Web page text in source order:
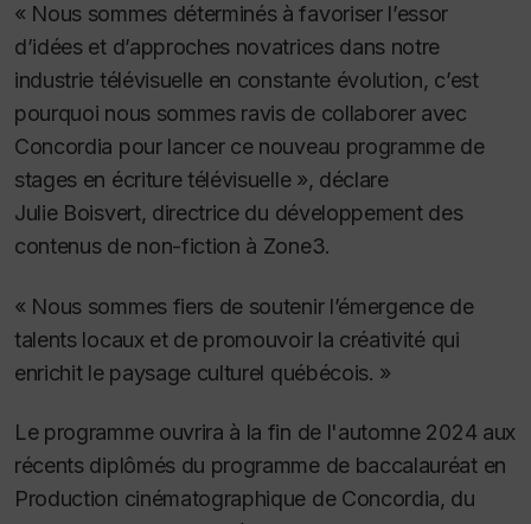
« Nous sommes déterminés à favoriser l’essor
d’idées et d’approches novatrices dans notre
industrie télévisuelle en constante évolution, c’est
pourquoi nous sommes ravis de collaborer avec
Concordia pour lancer ce nouveau programme de
stages en écriture télévisuelle », déclare
Julie Boisvert, directrice du développement des
contenus de non-fiction à Zone3.
« Nous sommes fiers de soutenir l’émergence de
talents locaux et de promouvoir la créativité qui
enrichit le paysage culturel québécois. »
Le programme ouvrira à la fin de l'automne 2024 aux
récents diplômés du programme de baccalauréat en
Production cinématographique de Concordia, du